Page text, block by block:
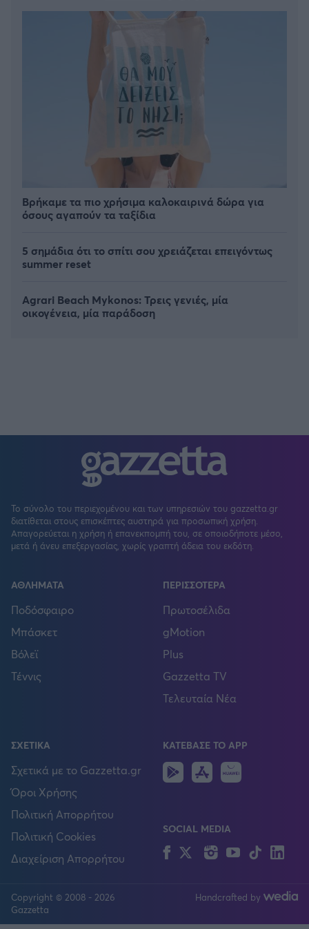
Βρήκαμε τα πιο χρήσιμα καλοκαιρινά δώρα για
όσους αγαπούν τα ταξίδια
5 σημάδια ότι το σπίτι σου χρειάζεται επειγόντως
summer reset
Agrari Beach Mykonos: Τρεις γενιές, μία
οικογένεια, μία παράδοση
Το σύνολο του περιεχομένου και των υπηρεσιών του gazzetta.gr
διατίθεται στους επισκέπτες αυστηρά για προσωπική χρήση.
Απαγορεύεται η χρήση ή επανεκπομπή του, σε οποιοδήποτε μέσο,
μετά ή άνευ επεξεργασίας, χωρίς γραπτή άδεια του εκδότη.
ΑΘΛΗΜΑΤΑ
Ποδόσφαιρο
Μπάσκετ
Βόλεϊ
Τέννις
ΠΕΡΙΣΣΟΤΕΡΑ
Πρωτοσέλιδα
gMotion
Plus
Gazzetta TV
Τελευταία Νέα
ΣΧΕΤΙΚΑ
Σχετικά με το Gazzetta.gr
Όροι Χρήσης
Πολιτική Απορρήτου
Πολιτική Cookies
Διαχείριση Απορρήτου
ΚΑΤΕΒΑΣΕ ΤΟ APP
Android
IOS
SOCIAL MEDIA
FacebookTwitterInstagram
YouTubeTikTok
Copyright © 2008 - 2026
Gazzetta
Handcrafted by